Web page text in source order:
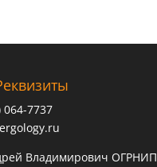
064-7737
Владимирович ОГРНИП